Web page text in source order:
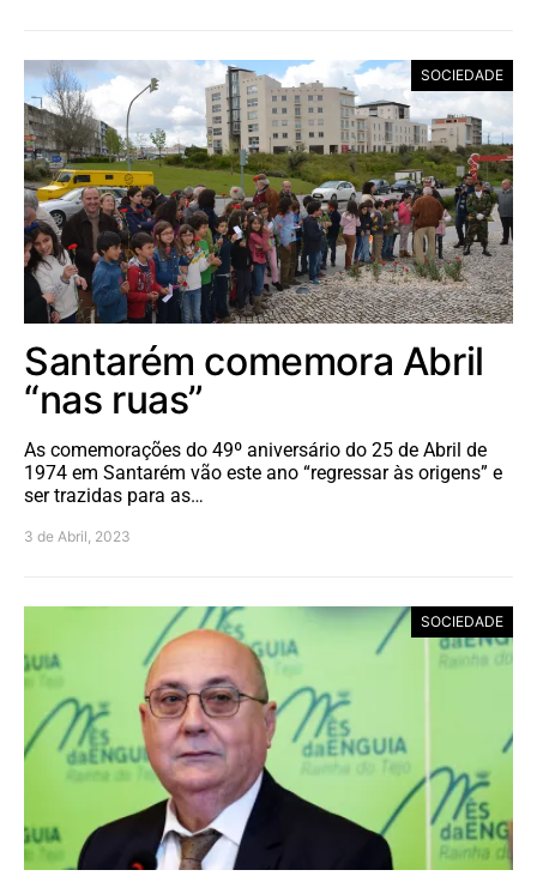
SOCIEDADE
Santarém comemora Abril
“nas ruas”
As comemorações do 49º aniversário do 25 de Abril de
1974 em Santarém vão este ano “regressar às origens” e
ser trazidas para as…
3 de Abril, 2023
SOCIEDADE